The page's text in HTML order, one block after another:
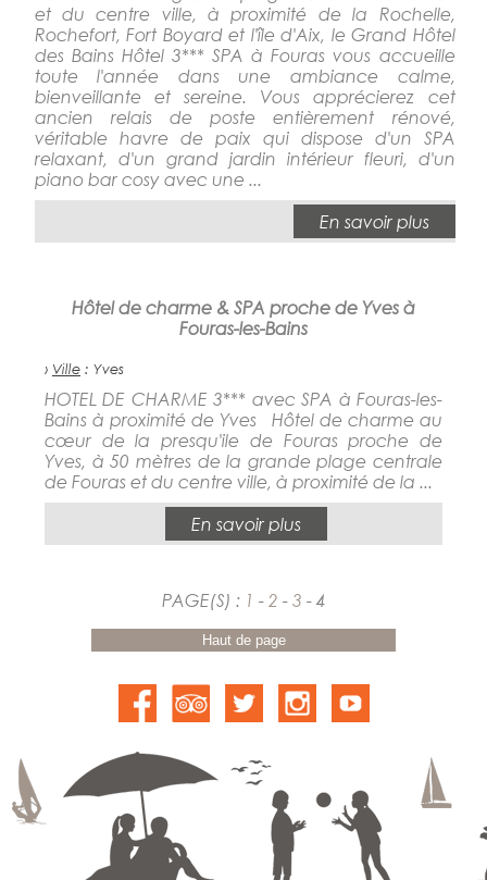
et du centre ville, à proximité de la Rochelle,
Rochefort, Fort Boyard et l'île d'Aix, le Grand Hôtel
des Bains Hôtel 3*** SPA à Fouras vous accueille
toute l'année dans une ambiance calme,
bienveillante et sereine. Vous apprécierez cet
ancien relais de poste entièrement rénové,
véritable havre de paix qui dispose d'un SPA
relaxant, d'un grand jardin intérieur fleuri, d'un
piano bar cosy avec une ...
En savoir plus
Hôtel de charme & SPA proche de Yves à
Fouras-les-Bains
› Ville : Yves
HOTEL DE CHARME 3*** avec SPA à Fouras-les-
Bains à proximité de Yves Hôtel de charme au
cœur de la presqu'ile de Fouras proche de
Yves, à 50 mètres de la grande plage centrale
de Fouras et du centre ville, à proximité de la ...
En savoir plus
PAGE(S) : 1 - 2 - 3 - 4
Haut de page